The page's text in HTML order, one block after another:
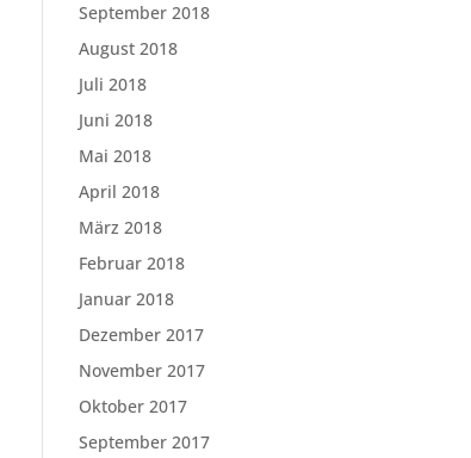
September 2018
August 2018
Juli 2018
Juni 2018
Mai 2018
April 2018
März 2018
Februar 2018
Januar 2018
Dezember 2017
November 2017
Oktober 2017
September 2017